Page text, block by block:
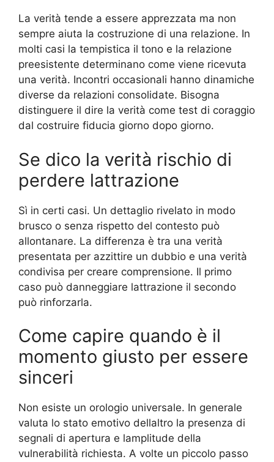
La verità tende a essere apprezzata ma non
sempre aiuta la costruzione di una relazione. In
molti casi la tempistica il tono e la relazione
preesistente determinano come viene ricevuta
una verità. Incontri occasionali hanno dinamiche
diverse da relazioni consolidate. Bisogna
distinguere il dire la verità come test di coraggio
dal costruire fiducia giorno dopo giorno.
Se dico la verità rischio di
perdere lattrazione
Sì in certi casi. Un dettaglio rivelato in modo
brusco o senza rispetto del contesto può
allontanare. La differenza è tra una verità
presentata per azzittire un dubbio e una verità
condivisa per creare comprensione. Il primo
caso può danneggiare lattrazione il secondo
può rinforzarla.
Come capire quando è il
momento giusto per essere
sinceri
Non esiste un orologio universale. In generale
valuta lo stato emotivo dellaltro la presenza di
segnali di apertura e lamplitude della
vulnerabilità richiesta. A volte un piccolo passo